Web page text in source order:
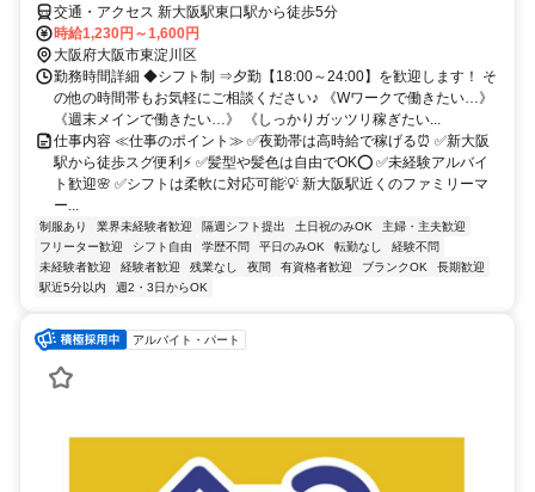
交通・アクセス 新大阪駅東口駅から徒歩5分
時給1,230円～1,600円
大阪府大阪市東淀川区
勤務時間詳細 ◆シフト制 ⇒夕勤【18:00～24:00】を歓迎します！ そ
の他の時間帯もお気軽にご相談ください♪ 《Wワークで働きたい…》
《週末メインで働きたい…》 《しっかりガッツリ稼ぎたい...
仕事内容 ≪仕事のポイント≫ ✅夜勤帯は高時給で稼げる⏰ ✅新大阪
駅から徒歩スグ便利⚡ ✅髪型や髪色は自由でOK⭕ ✅未経験アルバイ
ト歓迎🌸 ✅シフトは柔軟に対応可能💡 新大阪駅近くのファミリーマ
ー...
制服あり 業界未経験者歓迎 隔週シフト提出 土日祝のみOK
主婦・主夫歓迎
フリーター歓迎
シフト自由 学歴不問 平日のみOK 転勤なし
経験不問
未経験者歓迎
経験者歓迎 残業なし 夜間 有資格者歓迎 ブランクOK
長期歓迎
駅近5分以内
週2・3日からOK
アルバイト・パート